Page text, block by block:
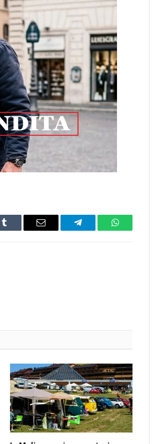
Tumblr Email Telegram WhatsApp